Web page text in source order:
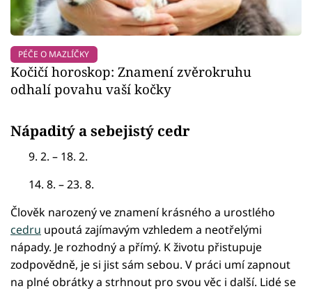
PÉČE O MAZLÍČKY
Kočičí horoskop: Znamení zvěrokruhu
odhalí povahu vaší kočky
Nápaditý a sebejistý cedr
9. 2. – 18. 2.
14. 8. – 23. 8.
Člověk narozený ve znamení krásného a urostlého
cedru upoutá zajímavým vzhledem a neotřelými
nápady. Je rozhodný a přímý. K životu přistupuje
zodpovědně, je si jist sám sebou. V práci umí zapnout
na plné obrátky a strhnout pro svou věc i další. Lidé se